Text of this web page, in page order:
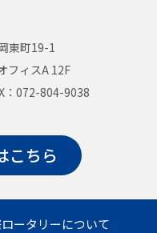
東町19-1
フィスA 12F
072-804-9038
こちら
ータリーについて